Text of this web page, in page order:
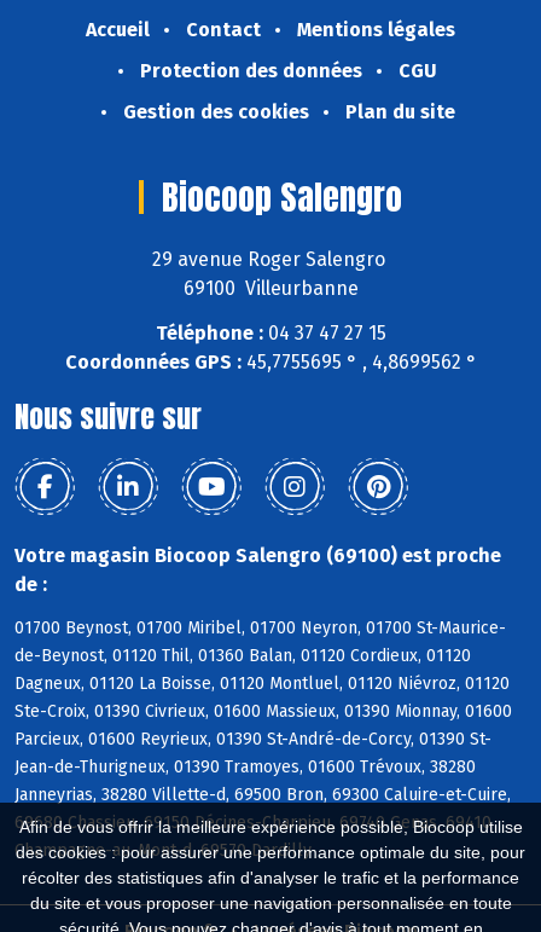
Afin de vous offrir la meilleure expérience possible, Biocoop utilise
des cookies : pour assurer une performance optimale du site, pour
récolter des statistiques afin d'analyser le trafic et la performance
du site et vous proposer une navigation personnalisée en toute
Accueil Contact
Mentions légales
Protection des données
CGU
Gestion des cookies
Plan du site
Biocoop Salengro
29 avenue Roger Salengro
69100 Villeurbanne
Téléphone :04 37 47 27 15
Coordonnées GPS :45,7755695 ° , 4,8699562 °
Nous suivre sur
Votre magasin Biocoop Salengro (69100) est proche
de :
01700 Beynost, 01700 Miribel, 01700 Neyron, 01700 St-Maurice-
de-Beynost, 01120 Thil, 01360 Balan, 01120 Cordieux, 01120
Dagneux, 01120 La Boisse, 01120 Montluel, 01120 Niévroz, 01120
Ste-Croix, 01390 Civrieux, 01600 Massieux, 01390 Mionnay, 01600
Parcieux, 01600 Reyrieux, 01390 St-André-de-Corcy, 01390 St-
Jean-de-Thurigneux, 01390 Tramoyes, 01600 Trévoux, 38280
Janneyrias, 38280 Villette-d, 69500 Bron, 69300 Caluire-et-Cuire,
69680 Chassieu, 69150 Décines-Charpieu, 69740 Genas, 69410
Champagne-au-Mont-d, 69570 Dardilly